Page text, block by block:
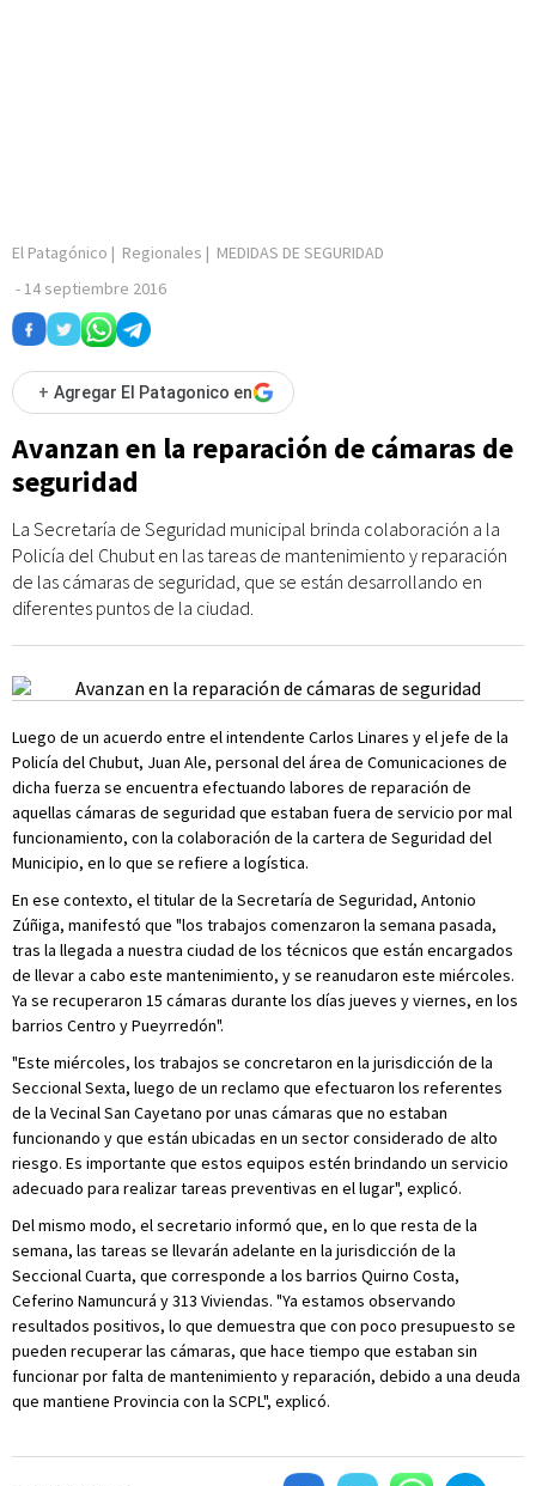
El Patagónico | Regionales | MEDIDAS DE SEGURIDAD
- 14 septiembre 2016
+ Agregar El Patagonico en
Avanzan en la reparación de cámaras de
seguridad
La Secretaría de Seguridad municipal brinda colaboración a la
Policía del Chubut en las tareas de mantenimiento y reparación
de las cámaras de seguridad, que se están desarrollando en
diferentes puntos de la ciudad.
Luego de un acuerdo entre el intendente Carlos Linares y el jefe de la
Policía del Chubut, Juan Ale, personal del área de Comunicaciones de
dicha fuerza se encuentra efectuando labores de reparación de
aquellas cámaras de seguridad que estaban fuera de servicio por mal
funcionamiento, con la colaboración de la cartera de Seguridad del
Municipio, en lo que se refiere a logística.
En ese contexto, el titular de la Secretaría de Seguridad, Antonio
Zúñiga, manifestó que "los trabajos comenzaron la semana pasada,
tras la llegada a nuestra ciudad de los técnicos que están encargados
de llevar a cabo este mantenimiento, y se reanudaron este miércoles.
Ya se recuperaron 15 cámaras durante los días jueves y viernes, en los
barrios Centro y Pueyrredón".
"Este miércoles, los trabajos se concretaron en la jurisdicción de la
Seccional Sexta, luego de un reclamo que efectuaron los referentes
de la Vecinal San Cayetano por unas cámaras que no estaban
funcionando y que están ubicadas en un sector considerado de alto
riesgo. Es importante que estos equipos estén brindando un servicio
adecuado para realizar tareas preventivas en el lugar", explicó.
Del mismo modo, el secretario informó que, en lo que resta de la
semana, las tareas se llevarán adelante en la jurisdicción de la
Seccional Cuarta, que corresponde a los barrios Quirno Costa,
Ceferino Namuncurá y 313 Viviendas. "Ya estamos observando
resultados positivos, lo que demuestra que con poco presupuesto se
pueden recuperar las cámaras, que hace tiempo que estaban sin
funcionar por falta de mantenimiento y reparación, debido a una deuda
que mantiene Provincia con la SCPL", explicó.